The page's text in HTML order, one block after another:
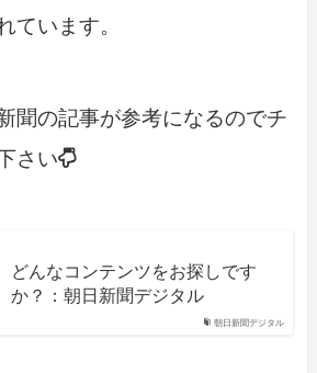
ています。
聞の記事が参考になるのでチ
さい
朝日新聞デジタル
どんなコンテンツをお探しです
か？：朝日新聞デジタル